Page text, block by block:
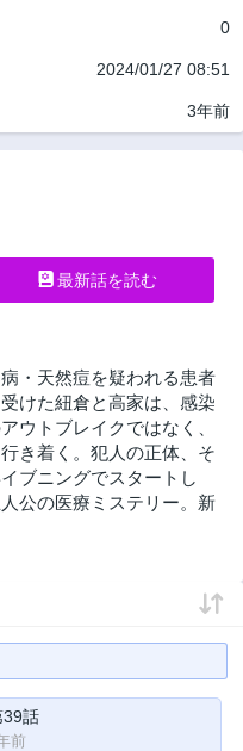
0
2024/01/27 08:51
3年前
最新話を読む
・天然痘を疑われる患者
けた紐倉と高家は、感染
ウトブレイクではなく、
き着く。犯人の正体、そ
ブニングでスタートし
公の医療ミステリー。新
39話
前